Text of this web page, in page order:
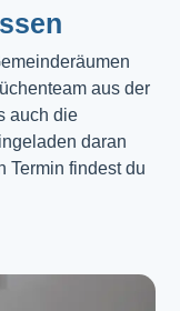
aus der
auch die
daran
Termin findest du